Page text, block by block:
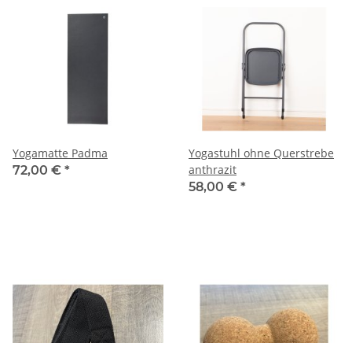
Yogamatte Padma
72,00 € *
Yogastuhl ohne Querstrebe
anthrazit
58,00 € *